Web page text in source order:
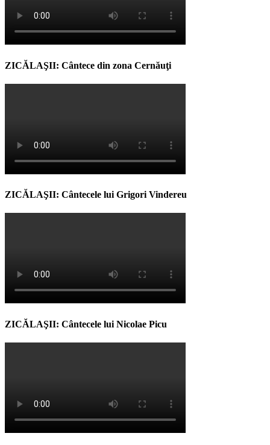
ZICĂLAŞII: Cântece din zona Cernăuţi
ZICĂLAŞII: Cântecele lui Grigori Vindereu
ZICĂLAŞII: Cântecele lui Nicolae Picu